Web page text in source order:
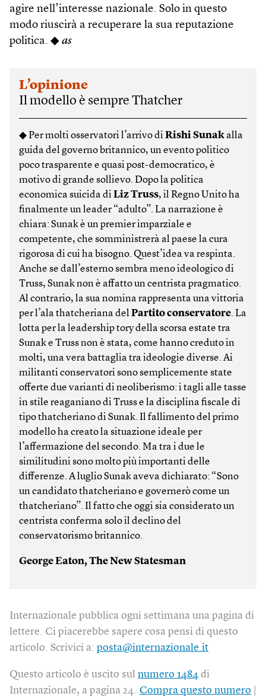
agire nell’interesse nazionale. Solo in questo
modo riuscirà a recuperare la sua reputazione
politica. ◆ as
L’opinione
Il modello è sempre Thatcher
◆ Per molti osservatori l’arrivo diRishi Sunak alla
guida del governo britannico, un evento politico
poco trasparente e quasi post-democratico, è
motivo di grande sollievo. Dopo la politica
economica suicida diLiz Truss, il Regno Unito ha
finalmente un leader “adulto”. La narrazione è
chiara: Sunak è un premier imparziale e
competente, che somministrerà al paese la cura
rigorosa di cui ha bisogno. Quest’idea va respinta.
Anche se dall’esterno sembra meno ideologico di
Truss, Sunak non è affatto un centrista pragmatico.
Al contrario, la sua nomina rappresenta una vittoria
per l’ala thatcheriana delPartito conservatore. La
lotta per la leadership tory della scorsa estate tra
Sunak e Truss non è stata, come hanno creduto in
molti, una vera battaglia tra ideologie diverse. Ai
militanti conservatori sono semplicemente state
offerte due varianti di neoliberismo: i tagli alle tasse
in stile reaganiano di Truss e la disciplina fiscale di
tipo thatcheriano di Sunak. Il fallimento del primo
modello ha creato la situazione ideale per
l’affermazione del secondo. Ma tra i due le
similitudini sono molto più importanti delle
differenze. A luglio Sunak aveva dichiarato: “Sono
un candidato thatcheriano e governerò come un
thatcheriano”. Il fatto che oggi sia considerato un
centrista conferma solo il declino del
conservatorismo britannico.
George Eaton, The New Statesman
Internazionale pubblica ogni settimana una pagina di
lettere. Ci piacerebbe sapere cosa pensi di questo
articolo. Scrivici a: posta@internazionale.it
Questo articolo è uscito sul numero 1484 di
Internazionale, a pagina 24. Compra questo numero